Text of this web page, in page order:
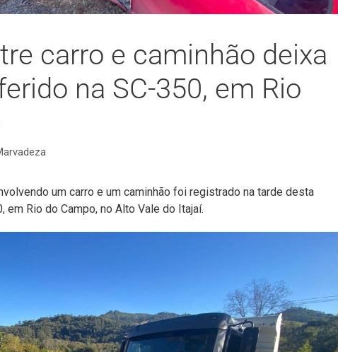
carro e caminhão deixa
na SC-350, em Rio
um carro e um caminhão foi registrado na tarde desta
em Rio do Campo, no Alto Vale do Itajaí.